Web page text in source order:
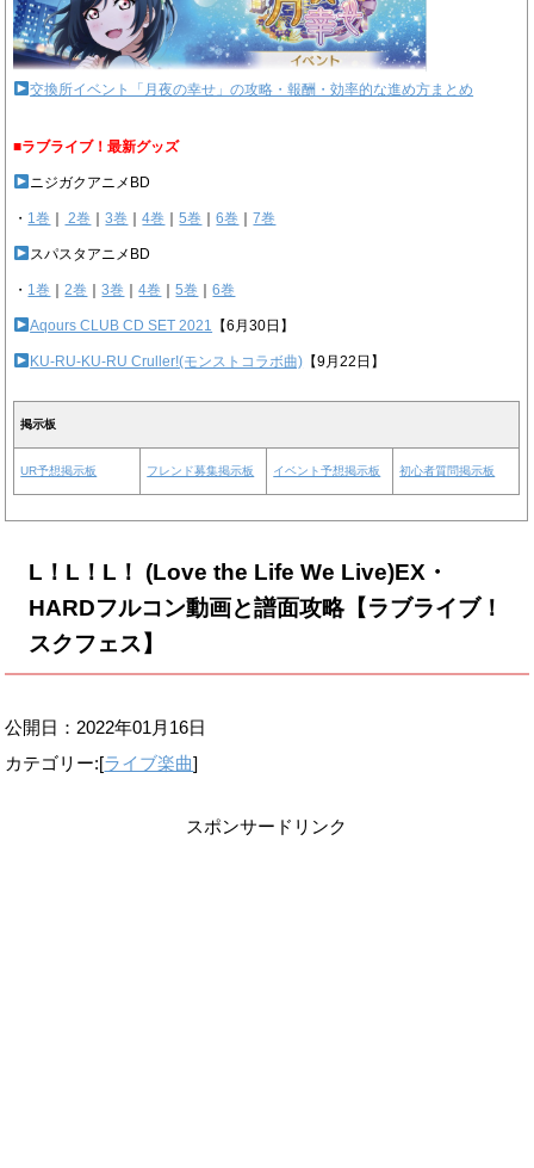
交換所イベント「月夜の幸せ」の攻略・報酬・効率的な進め方まとめ
■ラブライブ！最新グッズ
ニジガクアニメBD
・ 1巻 2巻 ｜3巻 ｜4巻 ｜5巻 ｜6巻 ｜7巻
スパスタアニメBD
・ 1巻 ｜2巻 ｜3巻 ｜4巻 ｜5巻 ｜6巻
Aqours CLUB CD SET 2021 【6月30日】
KU-RU-KU-RU Cruller!(モンストコラボ曲) 【9月22日】
掲示板
UR予想掲示板 フレンド募集掲示板 イベント予想掲示板 初心者質問掲示板
L！L！L！ (Love the Life We Live)EX・
HARDフルコン動画と譜面攻略【ラブライブ！
スクフェス】
公開日： 2022年01月16日
カテゴリー:[ライブ楽曲]
スポンサードリンク